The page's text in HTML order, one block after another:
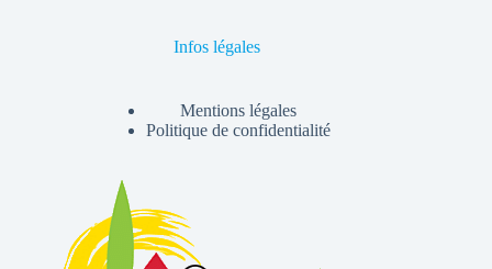
Infos légales
Mentions légales
Politique de confidentialité